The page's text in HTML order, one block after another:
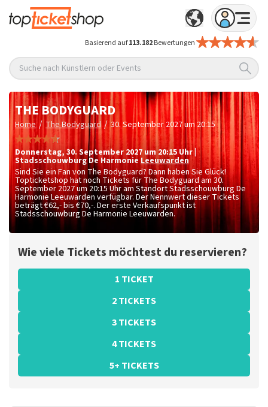
Basierend auf113.182Bewertungen
Suche nach Künstlern oder Events
THE BODYGUARD
Home / The Bodyguard / 30. September 2027 um 20:15
Donnerstag, 30. September 2027 um 20:15 Uhr
Stadsschouwburg De Harmonie Leeuwarden
Sind Sie ein Fan von The Bodyguard? Dann haben Sie Glück!
Topticketshop hat noch Tickets für The Bodyguard am 30.
September 2027 um 20:15 Uhr am Standort Stadsschouwburg De
Harmonie Leeuwarden verfügbar. Der Nennwert dieser Tickets
beträgt€62,- bis €70,-. Der erste Verkaufspunkt ist
Stadsschouwburg De Harmonie Leeuwarden.
Wie viele Tickets möchtest du reservieren?
1 TICKET
2 TICKETS
3 TICKETS
4 TICKETS
5+ TICKETS